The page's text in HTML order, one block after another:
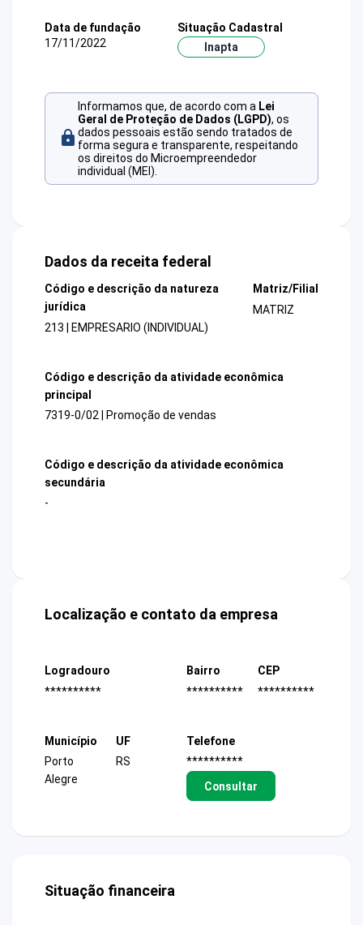
Data de fundação
17/11/2022
Situação Cadastral
Inapta
Informamos que, de acordo com a Lei
Geral de Proteção de Dados (LGPD), os
dados pessoais estão sendo tratados de
forma segura e transparente, respeitando
os direitos do Microempreendedor
individual (MEI).
Dados da receita federal
Código e descrição da natureza
jurídica
213 | EMPRESARIO (INDIVIDUAL)
Matriz/Filial
MATRIZ
Código e descrição da atividade econômica
principal
7319-0/02 | Promoção de vendas
Código e descrição da atividade econômica
secundária
-
Localização e contato da empresa
Logradouro
**********
Bairro
**********
CEP
**********
Município
Porto
Alegre
UF
RS
Telefone
**********
Consultar
Situação financeira